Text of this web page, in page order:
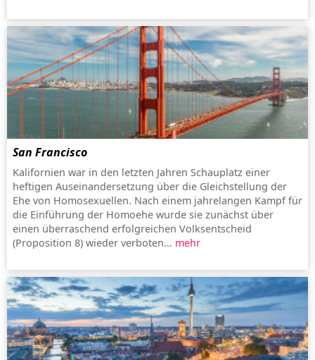
San Francisco
Kalifornien war in den letzten Jahren Schauplatz einer
heftigen Auseinandersetzung über die Gleichstellung der
Ehe von Homosexuellen. Nach einem jahrelangen Kampf für
die Einführung der Homoehe wurde sie zunächst über
einen überraschend erfolgreichen Volksentscheid
(Proposition 8) wieder verboten... mehr